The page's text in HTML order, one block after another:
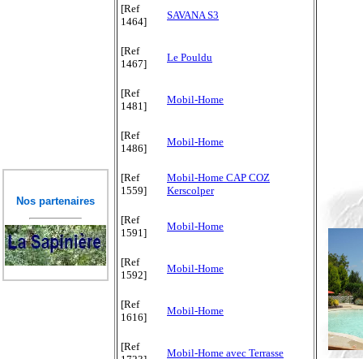
Nos partenaires
[Ref
1464]
SAVANA S3
[Ref
1467]
Le Pouldu
[Ref
1481]
Mobil-Home
[Ref
1486]
Mobil-Home
[Ref
1559]
Mobil-Home CAP COZ
Kerscolper
[Ref
1591]
Mobil-Home
[Ref
1592]
Mobil-Home
[Ref
1616]
Mobil-Home
[Ref
Mobil-Home avec Terrasse